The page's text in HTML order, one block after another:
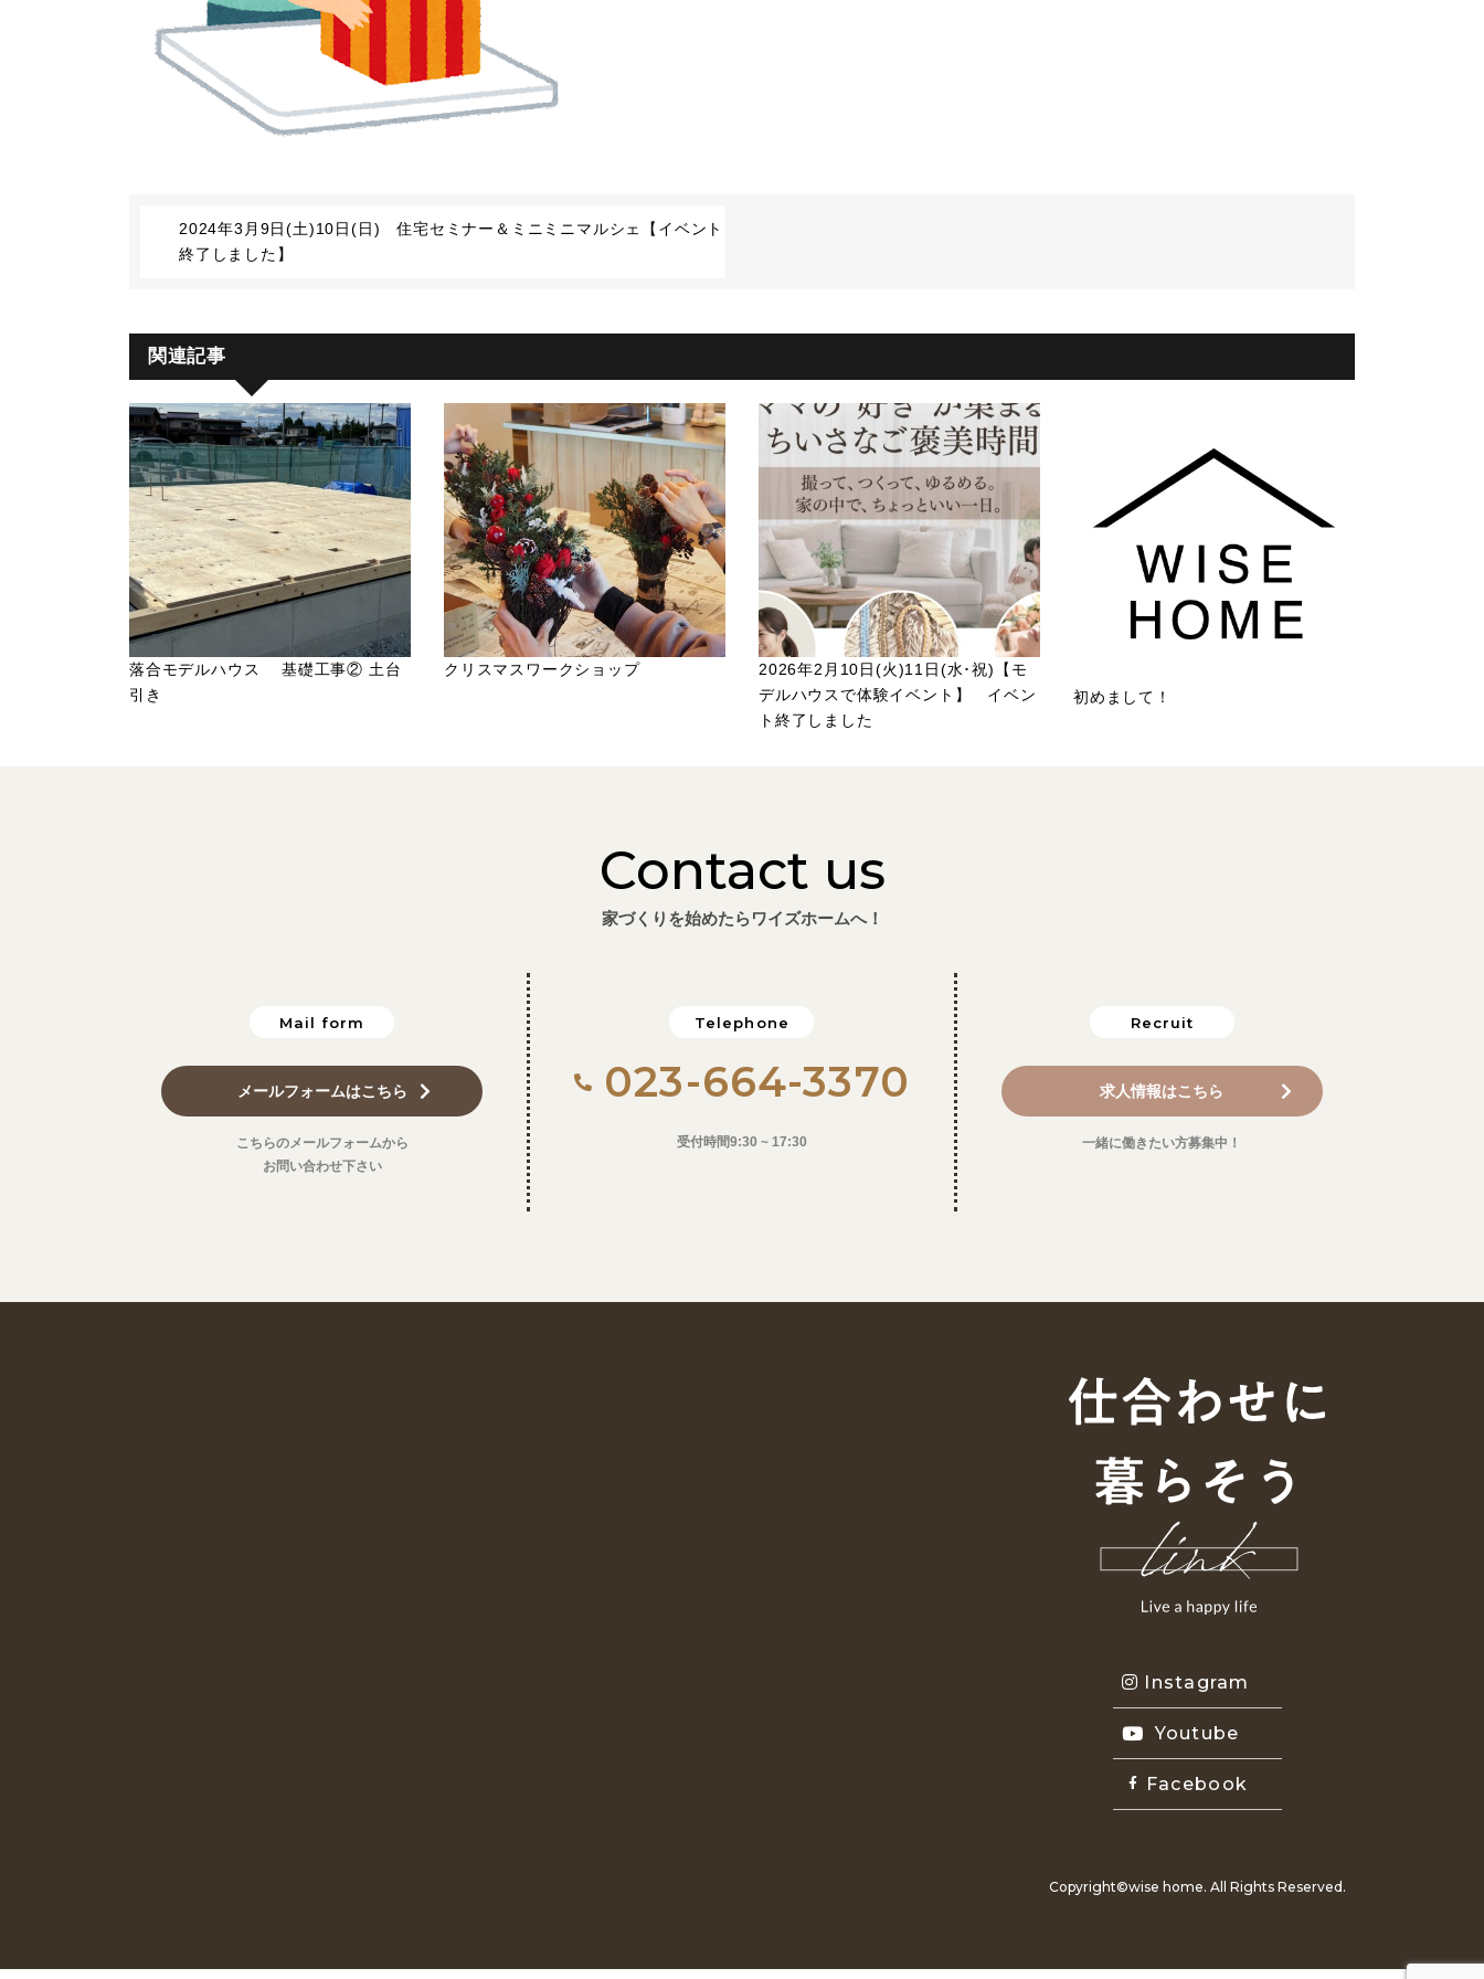
2024年3月9日(土)10日(日) 住宅セミナー＆ミニミニマルシェ【イベント
終了しました】
関連記事
落合モデルハウス 基礎工事② 土台
引き
クリスマスワークショップ
2026年2月10日(火)11日(水･祝)【モ
デルハウスで体験イベント】 イベン
ト終了しました
初めまして！
Contact us
家づくりを始めたらワイズホームへ！
Mail form
メールフォームはこちら
こちらのメールフォームから
お問い合わせ下さい
Telephone
023-664-3370
受付時間9:30 ~ 17:30
Recruit
求人情報はこちら
一緒に働きたい方募集中！
Instagram
Youtube
Facebook
Copyright©wise home. All Rights Reserved.